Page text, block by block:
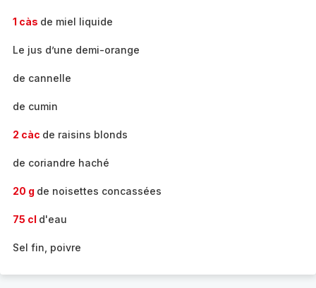
1 càs de miel liquide
Le jus d’une demi-orange
de cannelle
de cumin
2 càc de raisins blonds
de coriandre haché
20 g de noisettes concassées
75 cl d'eau
Sel fin, poivre